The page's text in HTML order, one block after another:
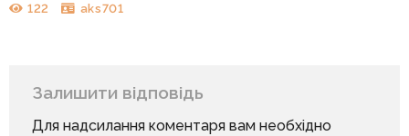
122 aks701
Залишити відповідь
Для надсилання коментаря вам необхідно